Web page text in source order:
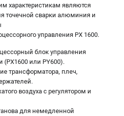
Фермы, 29АЛ
317-60-57
колл-центра:
10:00 до 16:00
- выходной
ЗАПЧАСТЕЙ
59-10-67
характеристикам являются
точечной сварки алюминия и
управления PX 1600.
блок управления
или PY600).
трансформатора, плеч,
воздуха c регулятором и
для немедленной